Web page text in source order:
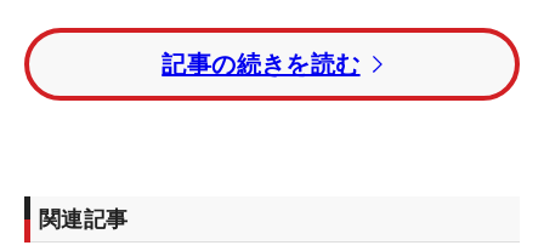
妻・かとうれいこさんと久々ツーショット【写真】
国内男子ツアー通算5勝、米国男子ツアーに参戦経
ャーもなく）よかったかもしれないね。（シニアに
向けて）特別準備をしてないですね、なりゆきで
記事の続きを読む
関連記事